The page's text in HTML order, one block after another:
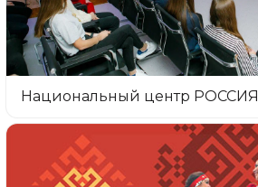
Национальный центр РОССИЯ